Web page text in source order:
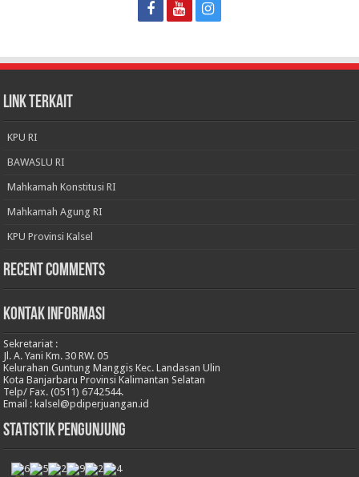
LINK TERKAIT
KPU RI
BAWASLU RI
Mahkamah Konstitusi RI
Mahkamah Agung RI
KPU Provinsi Kalsel
Recent Comments
KONTAK INFORMASI
Sekretariat :
Jl. A. Yani Km. 30 RW. 05
Kelurahan Guntung Manggis Kec. Landasan Ulin
Kota Banjarbaru Provinsi Kalimantan Selatan
Telp/ Fax. (0511) 6742544.
Email : kalsel@pdiperjuangan.id
STATISTIK PENGUNJUNG